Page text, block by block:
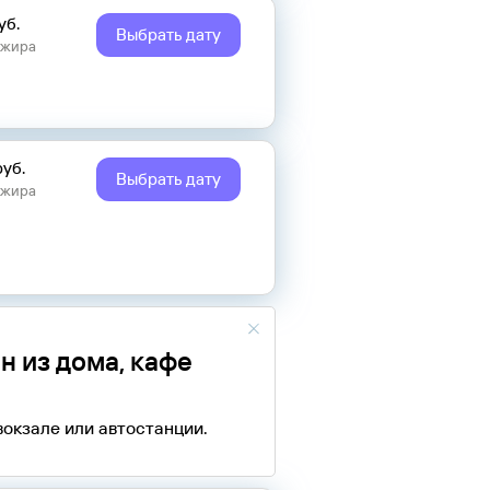
Выбрать дату
Выбрать дату
из дома, кафе
или автостанции.